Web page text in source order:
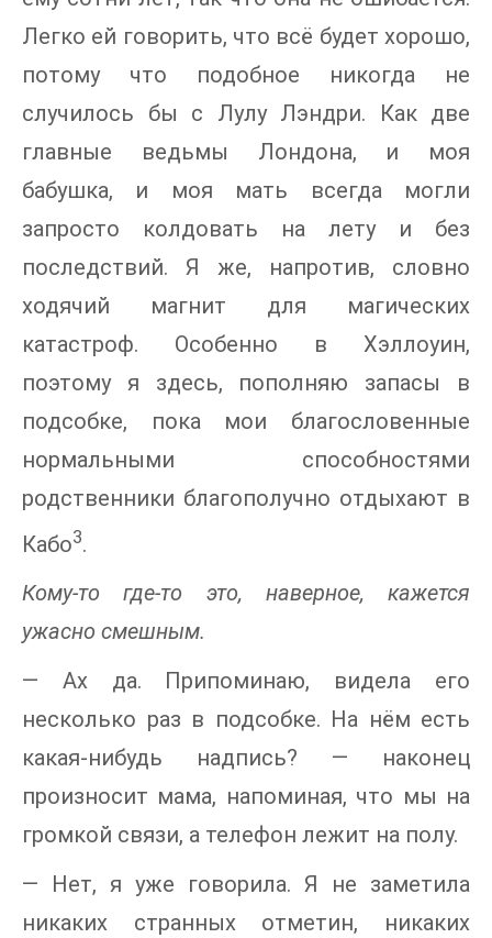
Легко ей говорить, что всё будет хорошо,
потому что подобное никогда не
случилось бы с Лулу Лэндри. Как две
главные ведьмы Лондона, и моя
бабушка, и моя мать всегда могли
запросто колдовать на лету и без
последствий. Я же, напротив, словно
ходячий магнит для магических
катастроф. Особенно в Хэллоуин,
поэтому я здесь, пополняю запасы в
подсобке, пока мои благословенные
нормальными способностями
родственники благополучно отдыхают в
Кабо3.
Кому-то где-то это, наверное, кажется
ужасно смешным.
— Ах да. Припоминаю, видела его
несколько раз в подсобке. На нём есть
какая-нибудь надпись? — наконец
произносит мама, напоминая, что мы на
громкой связи, а телефон лежит на полу.
— Нет, я уже говорила. Я не заметила
никаких странных отметин, никаких